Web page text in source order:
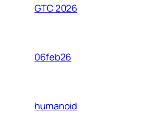
GTC 2026
06feb26
humanoid